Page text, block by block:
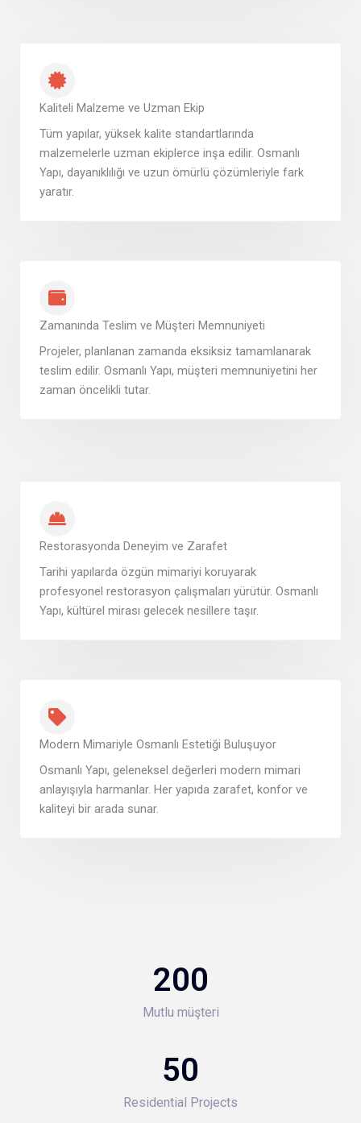
Kaliteli Malzeme ve Uzman Ekip
Tüm yapılar, yüksek kalite standartlarında
malzemelerle uzman ekiplerce inşa edilir. Osmanlı
Yapı, dayanıklılığı ve uzun ömürlü çözümleriyle fark
yaratır.
Zamanında Teslim ve Müşteri Memnuniyeti
Projeler, planlanan zamanda eksiksiz tamamlanarak
teslim edilir. Osmanlı Yapı, müşteri memnuniyetini her
zaman öncelikli tutar.
Restorasyonda Deneyim ve Zarafet
Tarihi yapılarda özgün mimariyi koruyarak
profesyonel restorasyon çalışmaları yürütür. Osmanlı
Yapı, kültürel mirası gelecek nesillere taşır.
Modern Mimariyle Osmanlı Estetiği Buluşuyor
Osmanlı Yapı, geleneksel değerleri modern mimari
anlayışıyla harmanlar. Her yapıda zarafet, konfor ve
kaliteyi bir arada sunar.
Mutlu müşteri
200
Residential Projects
50